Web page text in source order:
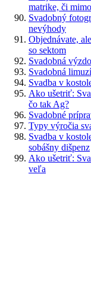
matrike, či mimo
Svadobný
nevýhody
Objednávate,
so sektom
Svadobná
Svadobná
Svadba v
Ako ušetriť:
čo tak Ag?
Svadobné
Typy výročia
Svadba v
sobášny dišpenz
Ako ušetriť:
veľa